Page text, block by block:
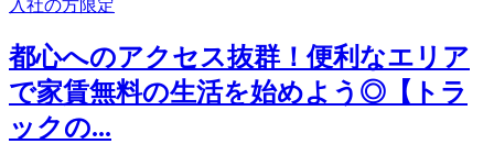
都心へのアクセス抜群！便利なエリア
で家賃無料の生活を始めよう◎【トラ
ックの...